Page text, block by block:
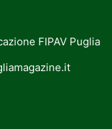
FIPAV Puglia